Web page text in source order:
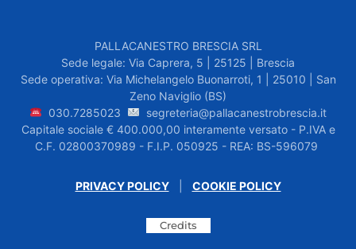
PALLACANESTRO BRESCIA SRL
Sede legale: Via Caprera, 5 | 25125 | Brescia
Sede operativa: Via Michelangelo Buonarroti, 1 | 25010 | San
Zeno Naviglio (BS)
030.7285023
segreteria@pallacanestrobrescia.it
Capitale sociale € 400.000,00 interamente versato - P.IVA e
C.F. 02800370989 - F.I.P. 050925 - REA: BS-596079
PRIVACY POLICY| COOKIE POLICY
Credits